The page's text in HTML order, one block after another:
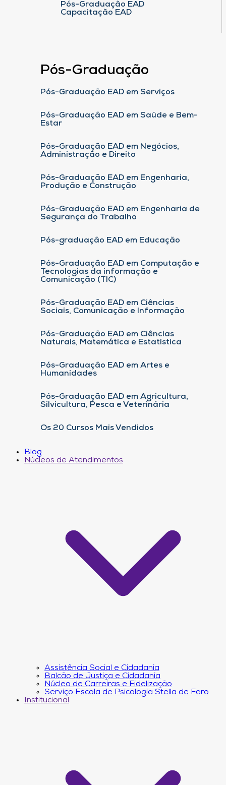
Pós-Graduação EAD
Capacitação EAD
Pós-Graduação
Pós-Graduação EAD em Serviços
Pós-Graduação EAD em Saúde e Bem-
Estar
Pós-Graduação EAD em Negócios,
Administração e Direito
Pós-Graduação EAD em Engenharia,
Produção e Construção
Pós-Graduação EAD em Engenharia de
Segurança do Trabalho
Pós-graduação EAD em Educação
Pós-Graduação EAD em Computação e
Tecnologias da informação e
Comunicação (TIC)
Pós-Graduação EAD em Ciências
Sociais, Comunicação e Informação
Pós-Graduação EAD em Ciências
Naturais, Matemática e Estatística
Pós-Graduação EAD em Artes e
Humanidades
Pós-Graduação EAD em Agricultura,
Silvicultura, Pesca e Veterinária
Os 20 Cursos Mais Vendidos
Blog
Núcleos de Atendimentos
Assistência Social e Cidadania
Balcão de Justiça e Cidadania
Núcleo de Carreiras e Fidelização
Serviço Escola de Psicologia Stella de Faro
Institucional